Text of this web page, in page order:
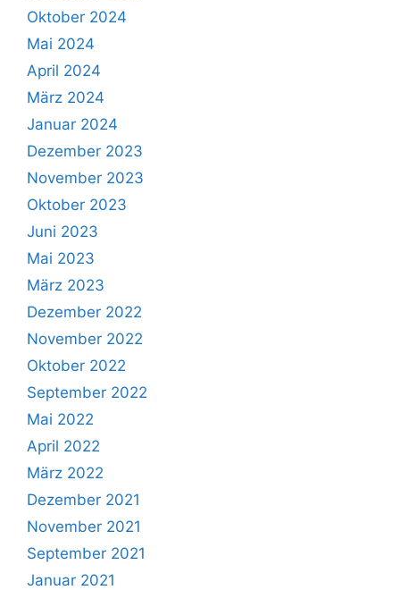
Oktober 2024
Mai 2024
April 2024
März 2024
Januar 2024
Dezember 2023
November 2023
Oktober 2023
Juni 2023
Mai 2023
März 2023
Dezember 2022
November 2022
Oktober 2022
September 2022
Mai 2022
April 2022
März 2022
Dezember 2021
November 2021
September 2021
Januar 2021